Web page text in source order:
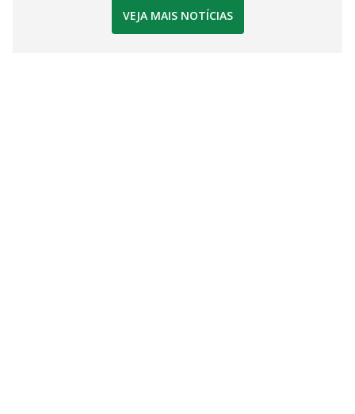
VEJA MAIS NOTÍCIAS